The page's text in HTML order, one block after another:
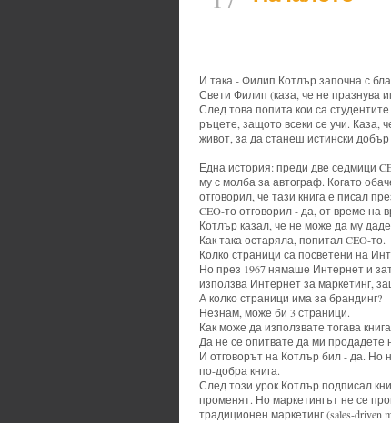
И така - Филип Котлър започна с
Свети Филип (каза, че не празнува
След това попита кои са
ръцете, защото всеки се учи. Каза,
живот, за да станеш истински
Една история: преди две седмици
му с молба за автограф. Когато
отговорил, че тази книга е писал
CEO-то отговорил - да, от време на
Котлър казал, че не може да му
Как така остаряла, попитал CEO-то.
Колко страници са посветени на
Но през 1967 нямаше Интернет и
използва Интернет за маркетинг,
А колко страници има за брандинг?
Незнам, може би 3 страници.
Как може да използвате тогава
Да не се опитвате да ми продадете
И отговорът на Котлър бил - да. Но
по-добра книга.
След този урок Котлър подписал
променят. Но маркетингът не се
традиционен маркетинг (sales-driven